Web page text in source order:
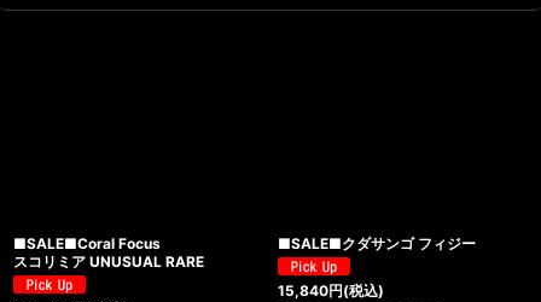
■SALE■Coral Focus
スコリミア UNUSUAL RARE
■SALE■クダサンゴ フィジー
15,840円(税込)